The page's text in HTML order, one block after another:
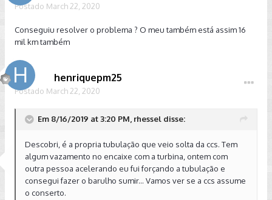
Postado March 22, 2020
Conseguiu resolver o problema ? O meu também está assim 16
mil km também
henriquepm25
Postado March 22, 2020
Em 8/16/2019 at 3:20 PM, rhessel disse:
Descobri, é a propria tubulação que veio solta da ccs. Tem
algum vazamento no encaixe com a turbina, ontem com
outra pessoa acelerando eu fui forçando a tubulação e
consegui fazer o barulho sumir... Vamos ver se a ccs assume
o conserto.